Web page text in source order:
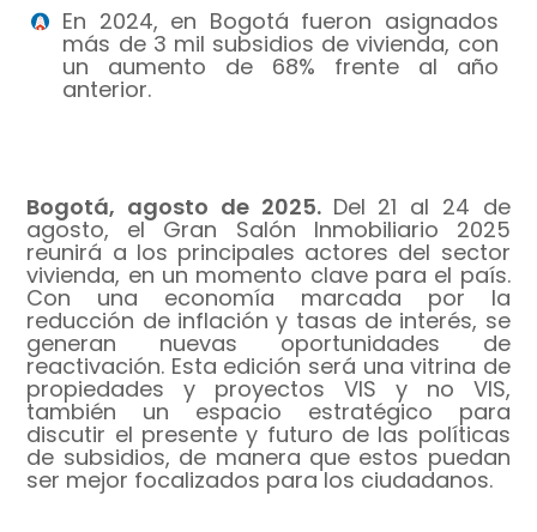
En 2024, en Bogotá fueron asignados
más de 3 mil subsidios de vivienda, con
un aumento de 68% frente al año
anterior.
Bogotá, agosto de 2025. Del 21 al 24 de
agosto, el Gran Salón Inmobiliario 2025
reunirá a los principales actores del sector
vivienda, en un momento clave para el país.
Con una economía marcada por la
reducción de inflación y tasas de interés, se
generan nuevas oportunidades de
reactivación. Esta edición será una vitrina de
propiedades y proyectos VIS y no VIS,
también un espacio estratégico para
discutir el presente y futuro de las políticas
de subsidios, de manera que estos puedan
ser mejor focalizados para los ciudadanos.